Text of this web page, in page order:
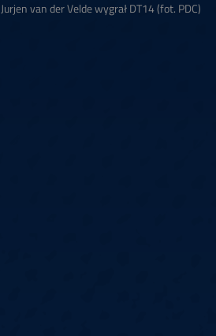
Jurjen van der Velde wygrał DT14 (fot. PDC)